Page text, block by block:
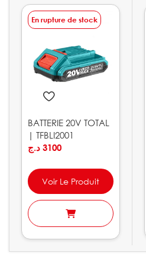
En rupture de stock
BATTERIE 20V TOTAL
| TFBLI2001
3100 د.ج
Voir Le Produit